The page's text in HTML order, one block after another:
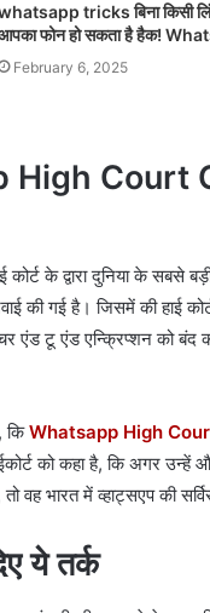
tricks बिना किसी
फोन हो सकता है हैक!
February 6, 2025
High Court
कोर्ट के द्वारा दुनिया के सबसे
की गई है। जिसमें की हाई
एंड टू एंड एन्क्रिप्शन को बंद
किWhatsapp High
को कहा है, कि अगर
वह भारत में व्हाट्सएप की
ये तर्क